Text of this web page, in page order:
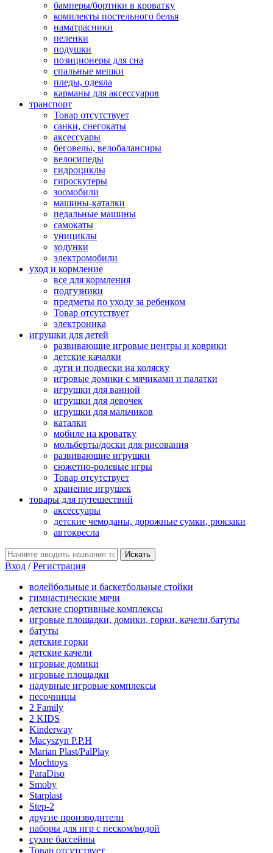
бамперы/бортики в кроватку
комплекты постельного белья
наматрасники
пеленки
подушки
позиционеры для сна
спальные мешки
пледы, одеяла
карманы для аксеcсуаров
транспорт
Товар отсутствует
санки, снегокаты
аксессуары
беговелы, велобалансиры
велосипеды
гидроциклы
гироскутеры
зоомобили
машины-каталки
педальные машины
самокаты
унициклы
ходунки
электромобили
уход и кормление
все для кормления
подгузники
предметы по уходу за ребенком
Товар отсутствует
электроника
игрушки для детей
развивающие игровые центры и коврики
детские качалки
дуги и подвески на коляску
игровые домики с мячиками и палатки
игрушки для ванной
игрушки для девочек
игрушки для мальчиков
каталки
мобиле на кроватку
мольберты/доски для рисования
развивающие игрушки
сюжетно-ролевые игры
Товар отсутствует
хранение игрушек
товары для путешествий
аксессуары
детские чемоданы, дорожные сумки, рюкзаки
автокресла
Вход /Регистрация
волейбольные и баскетбольные стойки
гимнастические мячи
детские спортивные комплексы
игровые площадки, домики, горки, качели,батуты
батуты
детские горки
детские качели
игровые домики
игровые площадки
надувные игровые комплексы
песочницы
2 Family
2 KIDS
Kinderway
Macyszyn P.P.H
Marian Plast/PalPlay
Mochtoys
ParaDiso
Smoby
Starplast
Step-2
другие производители
наборы для игр с песком/водой
сухие бассейны
Товар отсутствует